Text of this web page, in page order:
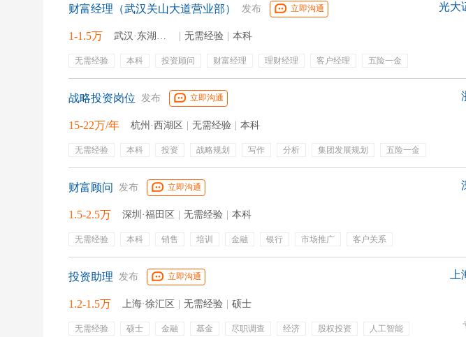
财富经理（武汉关山大道营业部） 发布 立即沟通
1-1.5万 | 无需经验 | 本科
无需经验 本科 投资顾问 财富经理 理财经理 客户经理
五险一金
绩效奖金
定期体检 补充医疗保险 年终奖金 交通补贴
餐饮补贴
通讯补贴
专业培训
光大
战略投资岗位 发布 立即沟通
15-22万/年 杭州·西湖区 | 无需经验 | 本科
无需经验 本科 投资 战略规划 写作 分析 集团发展规划
五险一金
补充医疗保险
员工旅游 餐饮补贴 年终奖金 绩效奖金
定期体检
专业培训
财富顾问 发布 立即沟通
1.5-2.5万 深圳·福田区 | 无需经验 | 本科
无需经验 本科 销售 培训 金融 银行 市场推广
客户关系
财富管理
资产配置 财富顾问 五险一金 补充医疗保险
补充公积金
五险一金
补充医疗保险 补充公积金
投资助理 发布 立即沟通
1.2-1.5万 上海·徐汇区 | 无需经验 | 硕士
无需经验 硕士 金融 基金 尽职调查 经济 股权投资
人工智能